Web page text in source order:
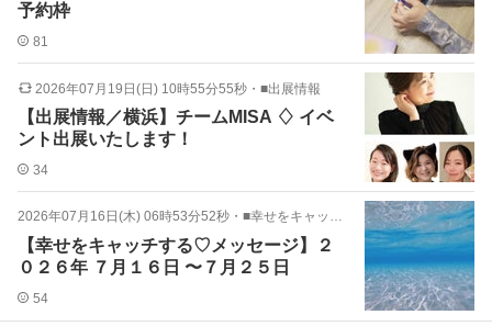
予約枠
81
2026年07月19日(日) 10時55分55秒 ・ ■出展情報
【出展情報／横浜】チームMISA ♢ イベ
ント出展いたします！
34
2026年07月16日(木) 06時53分52秒 ・ ■幸せをキャッチする♡メッセージ
【幸せをキャッチする♡メッセージ】２
０２６年 ７月１６日 〜７月２５日
54